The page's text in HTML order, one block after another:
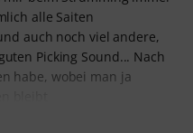
alle Saiten
auch noch viel andere,
Picking Sound... Nach
habe, wobei man ja